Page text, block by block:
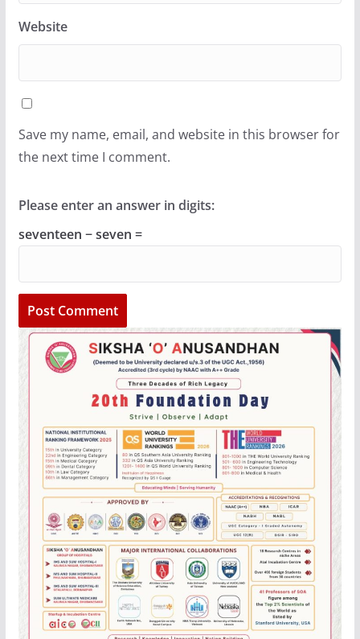
Website
Save my name, email, and website in this browser for
the next time I comment.
Please enter an answer in digits:
seventeen − seven =